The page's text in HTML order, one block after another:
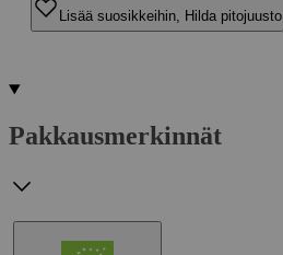
Lisää suosikkeihin, Hilda pitojuusto
Pakkausmerkinnät